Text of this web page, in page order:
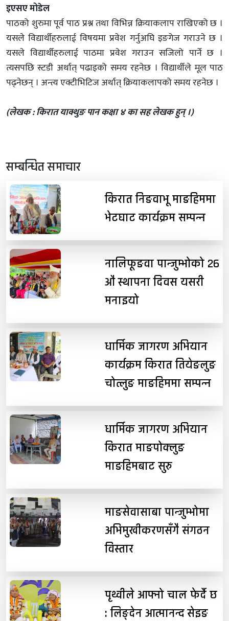
इएसए मोडेल
पाठको शुरुमा पूर्व पाठ प्रश्न तथा विभिन्न क्रियाकलाप राखिएको छ ।
यसले विद्यार्थीहरुलाई विषयमा प्रवेश गर्नुअघि इङगेज गराउने छ ।
यसले विद्यार्थीहरुलाई पाठमा प्रवेश गराउन सजिलो पार्ने छ ।
त्यसपछि स्टडी अर्थात् पढाइको समय रहनेछ । विद्यार्थीले मूल पाठ
पढ्नेछन् । अन्त्य एक्टीभिटिज अर्थात् क्रियाकलापको समय रहनेछ ।
(लेखक : किरात याक्थुङ पान कक्षा ४ का सह लेखक हुन् ।)
सम्बन्धित समाचार
किरात निङवाभू माङहिममा
भेटघाट कार्यक्रम सम्पन्न
नालिफूङवा पान्जुम्भोको २६
औं स्थापना दिवस यसरी
मनाइयो
धार्मिक जागरण अभियान
कार्यक्रम किरात तियेङलुङ
चोत्लुङ माङहिममा सम्पन्न
धार्मिक जागरण अभियान
किरात माङपोक्लुङ
माङहिमबाट सुरु
माङसेवासाबा पान्जुम्भोमा
अभिमुखीकरणसँगै संगठन
विस्तार
पृथ्वीले आफ्नो चाल फेर्दै छ
: लिङ्देन आत्मानन्द सेइङ